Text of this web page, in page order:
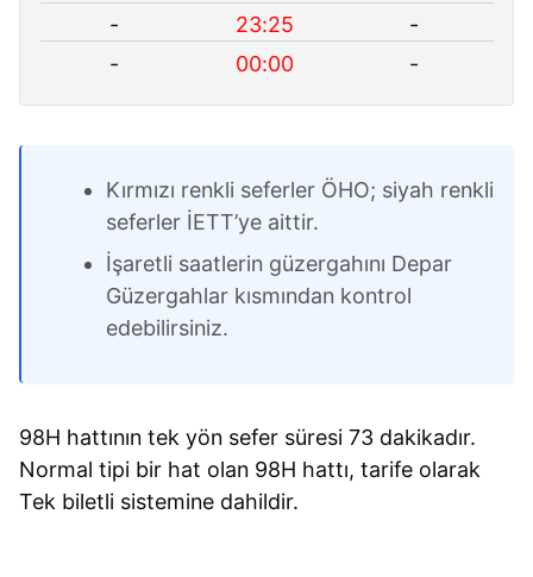
-
23:25
-
-
00:00 -
Kırmızı renkli seferler ÖHO; siyah renkli
seferler İETT’ye aittir.
İşaretli saatlerin güzergahını Depar
Güzergahlar kısmından kontrol
edebilirsiniz.
98H hattının tek yön sefer süresi 73 dakikadır.
Normal tipi bir hat olan 98H hattı, tarife olarak
Tek biletli sistemine dahildir.